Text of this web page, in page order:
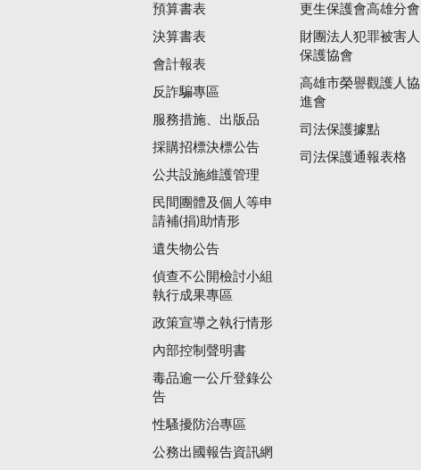
預算書表
決算書表
會計報表
反詐騙專區
服務措施、出版品
採購招標決標公告
公共設施維護管理
民間團體及個人等申
請補(捐)助情形
遺失物公告
偵查不公開檢討小組
執行成果專區
政策宣導之執行情形
內部控制聲明書
毒品逾一公斤登錄公
告
性騷擾防治專區
公務出國報告資訊網
更生保護會高雄分會
財團法人犯罪被害人
保護協會
高雄市榮譽觀護人協
進會
司法保護據點
司法保護通報表格